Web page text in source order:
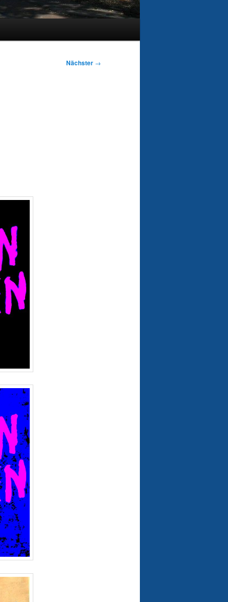
Nächster →